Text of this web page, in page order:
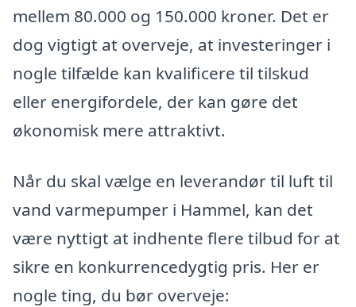
mellem 80.000 og 150.000 kroner. Det er
dog vigtigt at overveje, at investeringer i
nogle tilfælde kan kvalificere til tilskud
eller energifordele, der kan gøre det
økonomisk mere attraktivt.
Når du skal vælge en leverandør til luft til
vand varmepumper i Hammel, kan det
være nyttigt at indhente flere tilbud for at
sikre en konkurrencedygtig pris. Her er
nogle ting, du bør overveje: